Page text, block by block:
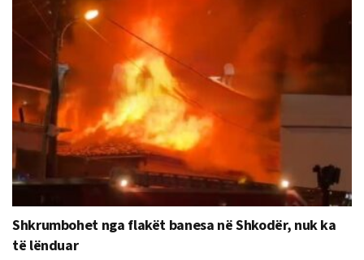
Shkrumbohet nga flakët banesa në Shkodër, nuk ka
të lënduar